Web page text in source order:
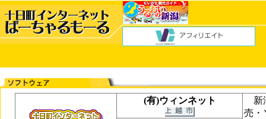
(有)ウィンネット
新
売・